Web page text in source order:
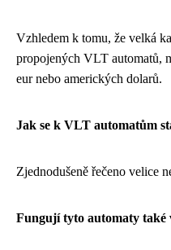
Vzhledem k tomu, že velká
propojených VLT automatů,
eur nebo amerických dolarů.
Jak se k VLT automatům
Zjednodušeně řečeno velice
Fungují tyto automaty také